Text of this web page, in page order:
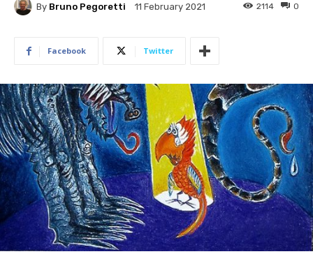
By Bruno Pegoretti 11 February 2021 0
2114
Facebook Twitter